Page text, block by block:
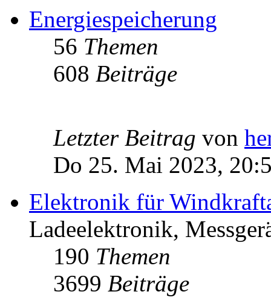
Energiespeicherung
56 Themen
608 Beiträge
Letzter Beitrag von
Do 25. Mai 2023,
Elektronik für
Ladeelektronik,
190 Themen
3699 Beiträge